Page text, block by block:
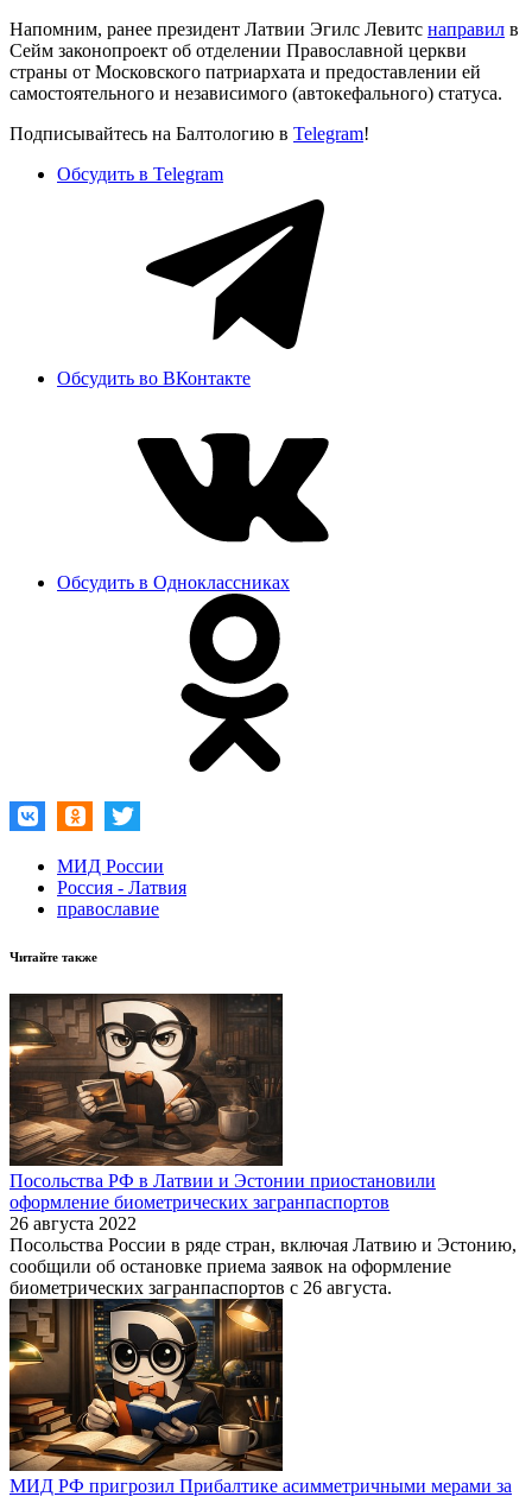
Напомним, ранее президент Латвии Эгилс Левитс направил в
Сейм законопроект об отделении Православной церкви
страны от Московского патриархата и предоставлении ей
самостоятельного и независимого (автокефального) статуса.
Подписывайтесь на Балтологию в Telegram!
Обсудить в Telegram
Обсудить во ВКонтакте
Обсудить в Одноклассниках
МИД России
Россия - Латвия
православие
Читайте также
Посольства РФ в Латвии и Эстонии приостановили
оформление биометрических загранпаспортов
26 августа 2022
Посольства России в ряде стран, включая Латвию и Эстонию,
сообщили об остановке приема заявок на оформление
биометрических загранпаспортов с 26 августа.
МИД РФ пригрозил Прибалтике асимметричными мерами за